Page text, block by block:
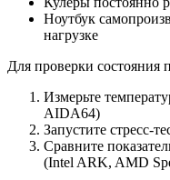
Ноутбук
нагрузке
Для проверки состояния
Измерьте
AIDA64)
Запустите стресс-
Сравните
(Intel ARK, AMD